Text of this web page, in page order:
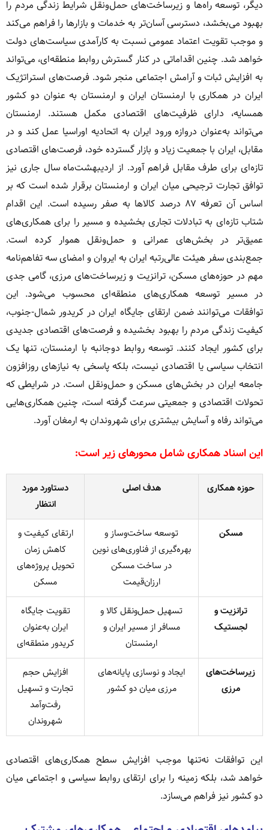
این اسناد همکاری شامل محورهای زیر است:
حوزه همکاری هدف اصلی
دستاورد مورد
انتظار
مسکن
توسعه ساخت‌وساز و
بهره‌گیری از فناوری‌های نوین
در ساخت مسکن
ارزان‌قیمت
ارتقای کیفیت و
کاهش زمان
تحویل پروژه‌های
مسکن
ترانزیت و
لجستیک
تسهیل حمل‌ونقل کالا و
مسافر از مسیر ایران و
ارمنستان
تقویت جایگاه
ایران به‌عنوان
کریدور منطقه‌ای
زیرساخت‌های
مرزی
ایجاد و نوسازی پایانه‌های
مرزی میان دو کشور
افزایش حجم
تجارت و تسهیل
رفت‌وآمد
شهروندان
این توافقات نه‌تنها موجب افزایش سطح همکاری‌های اقتصادی
خواهد شد، بلکه زمینه را برای ارتقای روابط سیاسی و اجتماعی میان
دو کشور نیز فراهم می‌سازد.